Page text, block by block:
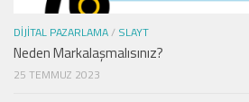
DIJITAL PAZARLAMA/ SLAYT
Neden Markalaşmalısınız?
25 TEMMUZ 2023